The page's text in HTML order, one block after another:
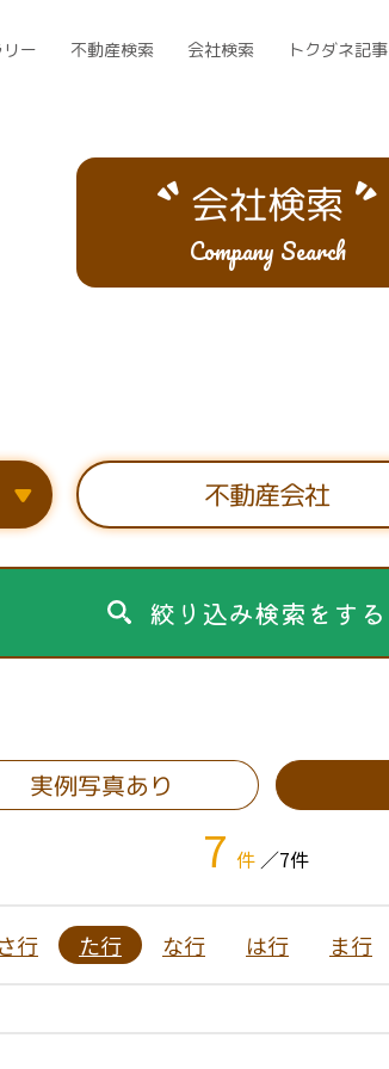
ー 不動産検索 会社検索 トクダネ記事
会社検索
Company Search
不動産会社
絞り込み検索をする
実例写真あり
7 件 ／7件
さ行 た行 な行 は行 ま行